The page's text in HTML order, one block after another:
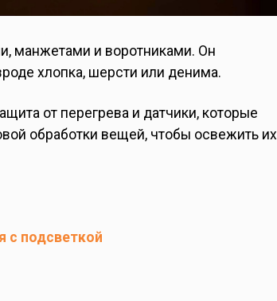
манжетами и воротниками. Он
хлопка, шерсти или денима.
от перегрева и датчики, которые
обработки вещей, чтобы освежить их
с подсветкой